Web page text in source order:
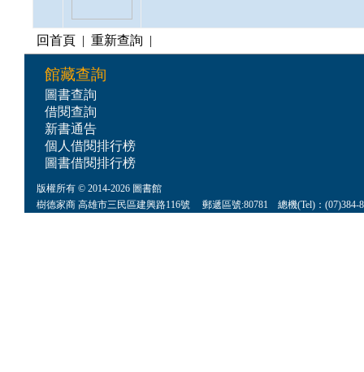
回首頁 | 重新查詢 |
館藏查詢
圖書查詢
借閱查詢
新書通告
個人借閱排行榜
圖書借閱排行榜
版權所有 © 2014-2026 圖書館
樹德家商 高雄市三民區建興路116號 郵遞區號:80781 總機(Tel)：(07)384-